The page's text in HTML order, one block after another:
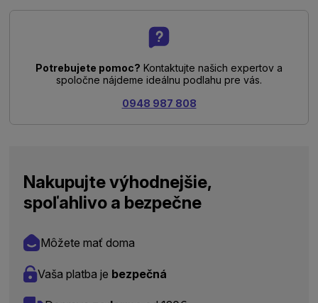
Potrebujete pomoc? Kontaktujte našich expertov a
spoločne nájdeme ideálnu podlahu pre vás.
0948 987 808
Nakupujte výhodnejšie,
spoľahlivo a bezpečne
Môžete mať doma
Vaša platba je bezpečná